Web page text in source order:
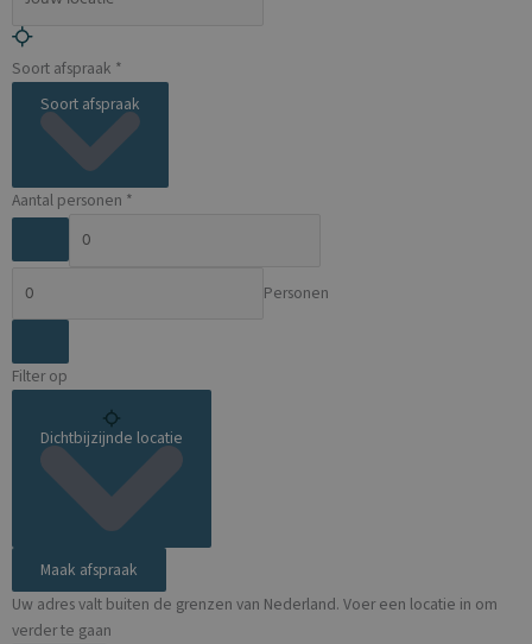
Soort afspraak *
Soort afspraak
Aantal personen *
Personen
Filter op
Dichtbijzijnde locatie
Maak afspraak
Uw adres valt buiten de grenzen van Nederland. Voer een locatie in om
verder te gaan